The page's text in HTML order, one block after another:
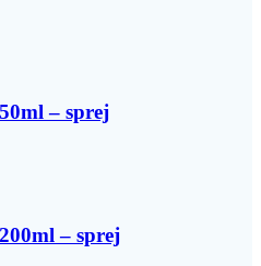
– sprej
– sprej